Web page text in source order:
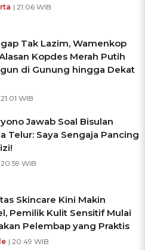
| 21:06 WIB
Tak Lazim, Wamenkop
Kopdes Merah Putih
di Gunung hingga Dekat
WIB
Jawab Soal Bisulan
Telur: Saya Sengaja Pancing
20:59 WIB
Skincare Kini Makin
Pemilik Kulit Sensitif Mulai
Pelembap yang Praktis
| 20:49 WIB